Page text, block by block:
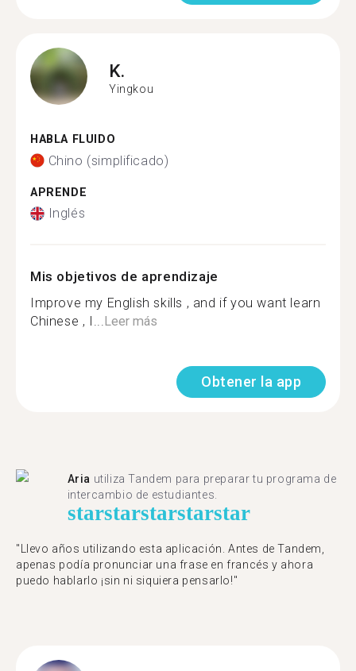
K.
Yingkou
HABLA FLUIDO
Chino (simplificado)
APRENDE
Inglés
Mis objetivos de aprendizaje
Improve my English skills , and if you want learn
Chinese , I...Leer más
Obtener la app
Aria utiliza Tandem para preparar tu programa de
intercambio de estudiantes.
starstarstarstarstar
"Llevo años utilizando esta aplicación. Antes de Tandem,
apenas podía pronunciar una frase en francés y ahora
puedo hablarlo ¡sin ni siquiera pensarlo!"